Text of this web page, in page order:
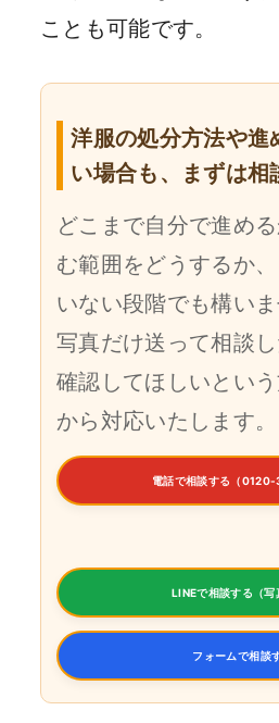
ことも可能です。
洋服の処分方法や進
い場合も、まずは相
どこまで自分で進め
む範囲をどうするか
いない段階でも構いま
写真だけ送って相談
確認してほしいとい
から対応いたします。
電話で相談する（0120-
LINEで相談する（写
フォームで相談